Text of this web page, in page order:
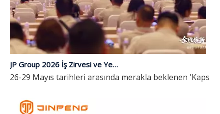
JP Group 2026 İş Zirvesi ve Yeni Ürün Lansmanı Başarıyla Sona Erdi | Kapsamlı Yükseltme, Geleceğe Zekayla Liderlik Ediyor
26-29 Mayıs tarihleri ​​arasında merakla beklenen